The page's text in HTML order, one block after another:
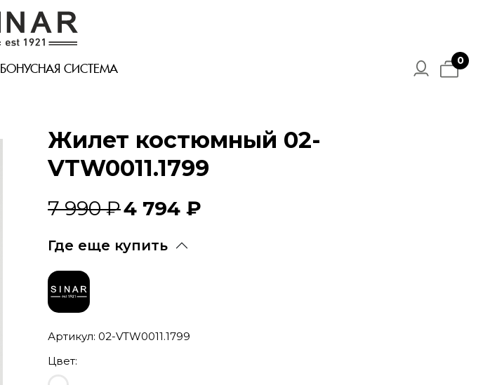
БОНУСНАЯ СИСТЕМА
0
Жилет костюмный 02-
VTW0011.1799
7 990 ₽4 794 ₽
Где еще купить
Артикул: 02-VTW0011.1799
Цвет: